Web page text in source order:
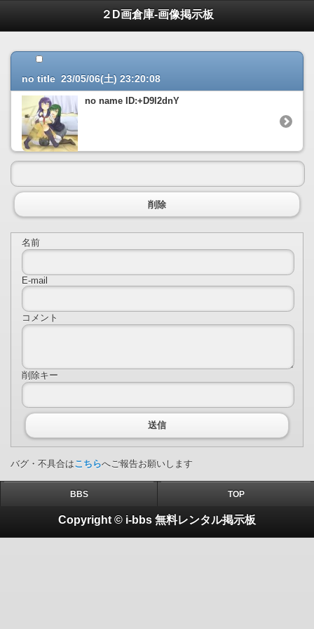
２D画倉庫-画像掲示板
no title 23/05/06(土) 23:20:08
no name ID:+D9l2dnY
削除
名前
E-mail
コメント
削除キー
送信
バグ・不具合はこちらへご報告お願いします
BBS TOP
Copyright © i-bbs 無料レンタル掲示板